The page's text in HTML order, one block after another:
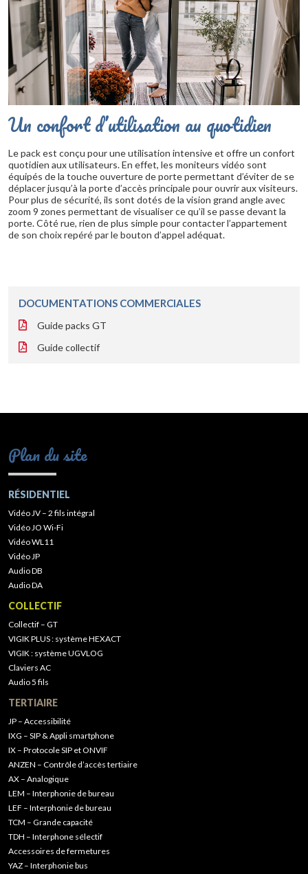
Un confort d’utilisation au quotidien
Le pack est conçu pour une utilisation intensive et offre un confort
quotidien aux utilisateurs. En effet, les moniteurs vidéo sont
équipés de la touche ouverture de porte permettant d’éviter de se
déplacer jusqu’à la porte d’accès principale pour ouvrir aux visiteurs.
Pour plus de sécurité, ils sont dotés de la vision grand angle avec
zoom 9 zones permettant de visualiser ce qu’il se passe devant la
porte. Côté rue, rien de plus simple pour contacter l’appartement
de son choix repéré par le bouton d’appel adéquat.
DOCUMENTATIONS COMMERCIALES
Guide packs GT
Guide collectif
Plan du site
RÉSIDENTIEL
Vidéo JV – 2 fils intégral
Vidéo JO Wi-Fi
Vidéo WL11
Vidéo JP
Audio DB
Audio DA
COLLECTIF
Collectif – GT
VIGIK PLUS : système HEXACT
VIGIK : système UGVLOG
Claviers AC
Audio 5 fils
TERTIAIRE
JP – Accessibilité
IXG – SIP & Appli smartphone
IX – Protocole SIP et ONVIF
ANZEN – Contrôle d’accès tertiaire
AX – Analogique
LEM – Interphonie de bureau
LEF – Interphonie de bureau
TCM – Grande capacité
TDH – Interphone sélectif
Accessoires de fermetures
YAZ – Interphonie bus